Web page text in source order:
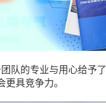
队的专业与用心给予
具竞争力。